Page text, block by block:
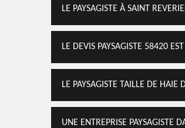
LE PAYSAGISTE À SAINT
LE DEVIS PAYSAGISTE 58420
LE PAYSAGISTE TAILLE DE
UNE ENTREPRISE PAYSAGISTE